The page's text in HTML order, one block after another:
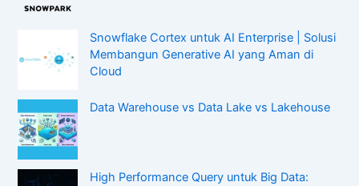
Snowflake Cortex untuk AI Enterprise | Solusi
Membangun Generative AI yang Aman di
Cloud
Data Warehouse vs Data Lake vs Lakehouse
High Performance Query untuk Big Data: